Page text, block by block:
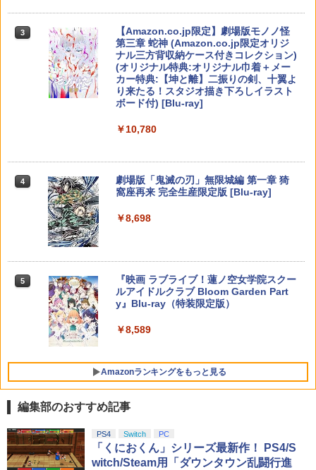
￥8,118
amiibo すりみ連合セット[フウカ【レイ
ダース】/ウツホ【レイダース】/マンタ
ロー【レイダース】]（スプラトゥーンシ
リーズ）
【特典】進撃の巨人3 Switch2版(【早
期購入封入特典】DLC)
￥4,940
【8/11まで！抽選で最大全額ポイントバ
ック】 【日本語説明書付き】 Brook Wi
ngman NS ウィングマン NS Lite コンバ
PS5 XBOX Elite コントローラー用 Swit
【特典】Starsand Island（スターサン
￥5,965
3
Switch2 ケース 即納 パステルカラー か
わいい Nintendo スイッチ2 対応 スイッ
チ スイッチツー ニンテンドー カバー ポ
ーチ ストラップ 新型 ジョイコン ソフト
ケーブル 収納可能 クリスマス ギフト プ
レゼント 送料無料
￥2,100
￥2,480
ALSHOCK 4) ジェット・ブラック 【メ
ーカー生産終了】
￥3,720
海の涙編 (Blu-ray通常版)【Blu-ray】 [
￥4,976
ルパン三世 VS 名探偵コナン【Blu-ray】
[ 栗田貫一 ]
￥5,104
【中古】【Blu−ray】交響詩篇エウレカ
産 ブックレット付 / 京田知己【監督】
3 Nintendo Switch 2(日本語・国内専用)
￥55,491
ニンテンドープリペイド番号 9000円|オ
ンラインコード版
￥9,000
ニンテンドープリペイド番号 5000円|オ
ンラインコード版
3
【純正品】ディスクドライブ(CFI-ZDD1
J) PlayStation 5
￥11,849
トローラー ミッドナイト ブラック(CFI-
【純正品】DualSense ワイヤレスコン
￥10,737
3
【純正品】Xbox ワイヤレス コントロー
￥8,020
【純正品】Xbox 充電式バッテリー + US
B-C ケーブル
￥2,618
【国内正規品】Thrustmaster スラスト
S5、PS5 Pro、Xbox One、Xbox Serie
￥14,141
3
【Amazon.co.jp限定】劇場版モノノ怪
第三章 蛇神 (Amazon.co.jp限定オリジ
ナル三方背収納ケース付きコレクション)
(オリジナル特典:オリジナル巾着＋メー
カー特典:【坤と離】二振りの剣、十翼よ
り来たる！スタジオ描き下ろしイラスト
ボード付) [Blu-ray]
￥10,780
4
劇場版「鬼滅の刃」無限城編 第一章 猗
窩座再来 完全生産限定版 [Blu-ray]
￥8,698
5
『映画 ラブライブ！蓮ノ空女学院スクー
ルアイドルクラブ Bloom Garden Part
y』Blu-ray（特装限定版）
￥8,589
Amazonランキングをもっと見る
編集部のおすすめ記事
PS4 Switch PC
「くにおくん」シリーズ最新作！ PS4/S
witch/Steam用「ダウンタウン乱闘行進